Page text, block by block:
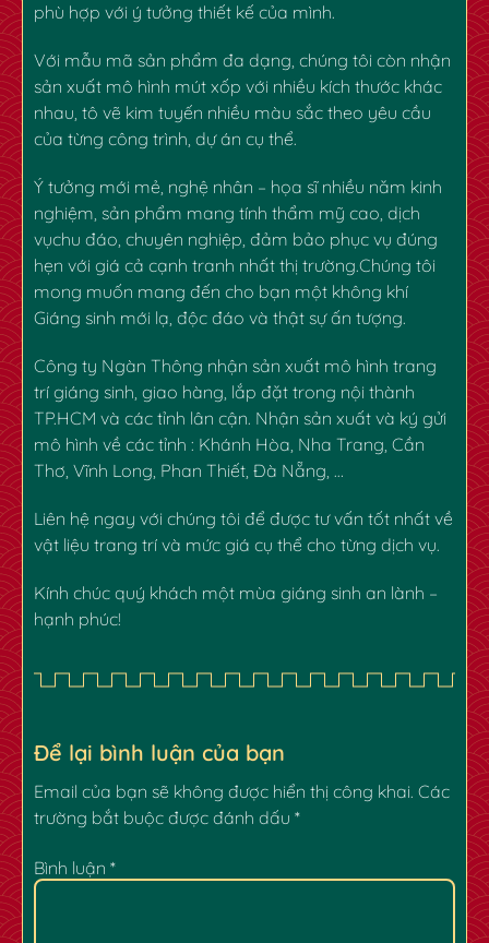
phù hợp với ý tưởng thiết kế của mình.
Với mẫu mã sản phẩm đa dạng, chúng tôi còn nhận
sản xuất mô hình mút xốp với nhiều kích thước khác
nhau, tô vẽ kim tuyến nhiều màu sắc theo yêu cầu
của từng công trình, dự án cụ thể.
Ý tưởng mới mẻ, nghệ nhân – họa sĩ nhiều năm kinh
nghiệm, sản phẩm mang tính thẩm mỹ cao, dịch
vụchu đáo, chuyên nghiệp, đảm bảo phục vụ đúng
hẹn với giá cả cạnh tranh nhất thị trường.Chúng tôi
mong muốn mang đến cho bạn một không khí
Giáng sinh mới lạ, độc đáo và thật sự ấn tượng.
Công ty Ngàn Thông nhận sản xuất mô hình trang
trí giáng sinh, giao hàng, lắp đặt trong nội thành
TP.HCM và các tỉnh lân cận. Nhận sản xuất và ký gửi
mô hình về các tỉnh : Khánh Hòa, Nha Trang, Cần
Thơ, Vĩnh Long, Phan Thiết, Đà Nẵng, …
Liên hệ ngay với chúng tôi để được tư vấn tốt nhất về
vật liệu trang trí và mức giá cụ thể cho từng dịch vụ.
Kính chúc quý khách một mùa giáng sinh an lành –
hạnh phúc!
Để lại bình luận của bạn
Email của bạn sẽ không được hiển thị công khai. Các
trường bắt buộc được đánh dấu *
Bình luận *